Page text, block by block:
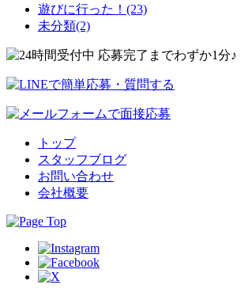
遊びに行った！(23)
未分類(2)
トップ
スタッフブログ
お問い合わせ
会社概要